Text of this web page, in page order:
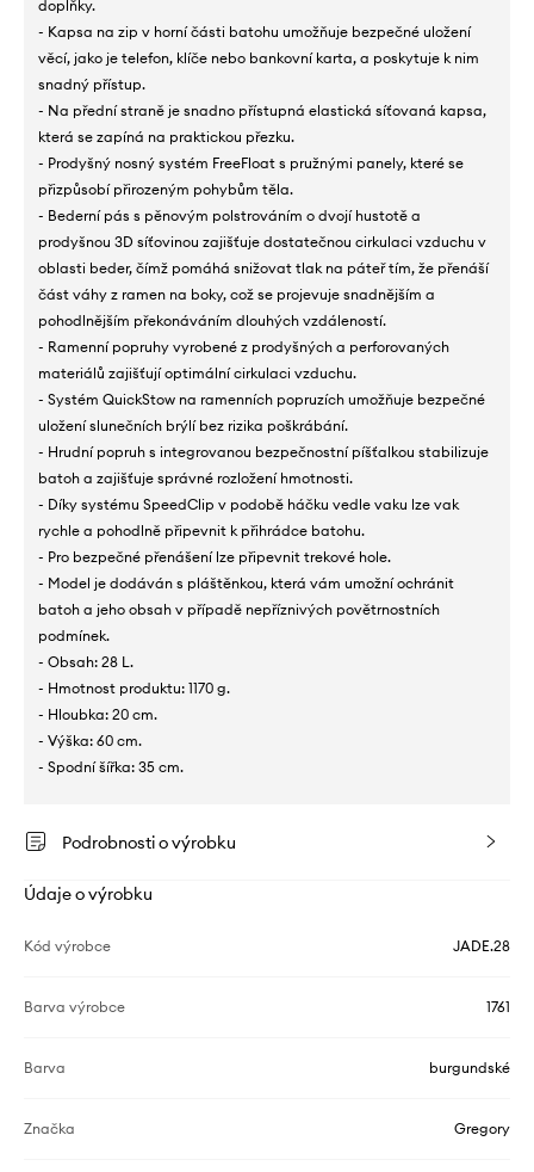
doplňky.
- Kapsa na zip v horní části batohu umožňuje bezpečné uložení
věcí, jako je telefon, klíče nebo bankovní karta, a poskytuje k nim
snadný přístup.
- Na přední straně je snadno přístupná elastická síťovaná kapsa,
která se zapíná na praktickou přezku.
- Prodyšný nosný systém FreeFloat s pružnými panely, které se
přizpůsobí přirozeným pohybům těla.
- Bederní pás s pěnovým polstrováním o dvojí hustotě a
prodyšnou 3D síťovinou zajišťuje dostatečnou cirkulaci vzduchu v
oblasti beder, čímž pomáhá snižovat tlak na páteř tím, že přenáší
část váhy z ramen na boky, což se projevuje snadnějším a
pohodlnějším překonáváním dlouhých vzdáleností.
- Ramenní popruhy vyrobené z prodyšných a perforovaných
materiálů zajišťují optimální cirkulaci vzduchu.
- Systém QuickStow na ramenních popruzích umožňuje bezpečné
uložení slunečních brýlí bez rizika poškrábání.
- Hrudní popruh s integrovanou bezpečnostní píšťalkou stabilizuje
batoh a zajišťuje správné rozložení hmotnosti.
- Díky systému SpeedClip v podobě háčku vedle vaku lze vak
rychle a pohodlně připevnit k přihrádce batohu.
- Pro bezpečné přenášení lze připevnit trekové hole.
- Model je dodáván s pláštěnkou, která vám umožní ochránit
batoh a jeho obsah v případě nepříznivých povětrnostních
podmínek.
- Obsah: 28 L.
- Hmotnost produktu: 1170 g.
- Hloubka: 20 cm.
- Výška: 60 cm.
- Spodní šířka: 35 cm.
Podrobnosti o výrobku
Údaje o výrobku
Kód výrobce JADE.28
Barva výrobce 1761
Barva burgundské
Značka Gregory